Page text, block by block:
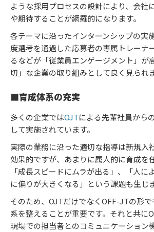
ような採用プロセスの設計により、会社
や期待することが網羅的になります。
各テーマに沿ったインターンシップの実
度選考を通過した応募者の専属トレーナ
るなどが「従業員エンゲージメント」が
切」な企業の取り組みとして良く見られま
■育成体系の充実
多くの企業ではOJTによる先輩社員から
して実施されています。
実際の業務に沿った適切な指導は新規入
効果的ですが、あまりに属人的に育成を
「成長スピードにムラが出る」、「人に
に偏りが大きくなる」という課題も生じ
そのため、OJTだけでなくOFF-JTの形
系を整えることが重要です。それと共に
現場での担当者とのコミュニケーション